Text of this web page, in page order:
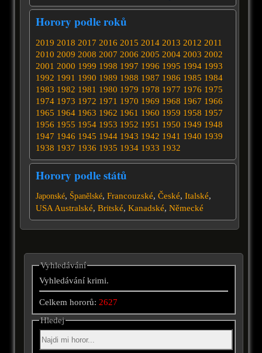
Horory podle roků
2019 2018 2017 2016 2015 2014 2013 2012 2011
2010 2009 2008 2007 2006 2005 2004 2003 2002
2001 2000 1999 1998 1997 1996 1995 1994 1993
1992 1991 1990 1989 1988 1987 1986 1985 1984
1983 1982 1981 1980 1979 1978 1977 1976 1975
1974 1973 1972 1971 1970 1969 1968 1967 1966
1965 1964 1963 1962 1961 1960 1959 1958 1957
1956 1955 1954 1953 1952 1951 1950 1949 1948
1947 1946 1945 1944 1943 1942 1941 1940 1939
1938 1937 1936 1935 1934 1933 1932
Horory podle států
Japonské, Španělské, Francouzské, České, Italské,
USA Australské, Britské, Kanadské, Německé
Vyhledávání
Vyhledávání krimi.
Celkem hororů: 2627
Hledej